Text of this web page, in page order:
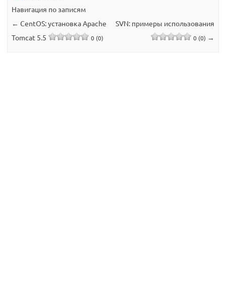
Навигация по записям
← CentOS: установка Apache
Tomcat 5.5
0 (0)
SVN: примеры использования
0 (0) →